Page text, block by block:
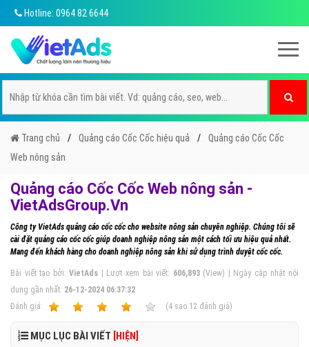
Hotline: 0964 82 6644
Trang chủ Quảng cáo Cốc Cốc hiệu quả
Quảng cáo Cốc Cốc
Web nông sản
Quảng cáo Cốc Cốc Web nông sản -
VietAdsGroup.Vn
Công ty VietAds quảng cáo cốc cốc cho website nông sản chuyên nghiệp. Chúng tôi sẽ
cài đặt quảng cáo cốc cốc giúp doanh nghiệp nông sản một cách tối ưu hiệu quả nhất.
Mang đến khách hàng cho doanh nghiệp nông sản khi sử dụng trình duyệt cốc cốc.
Bài viết tạo bởi:VietAds | Lượt xem bài viết: 606,893(View) | Ngày cập nhật nội
dung gần nhất: 26-12-2024 06:37:32
Ðánh giá:
(4 sao 12 đánh giá)
MỤC LỤC BÀI VIẾT [HIỆN]